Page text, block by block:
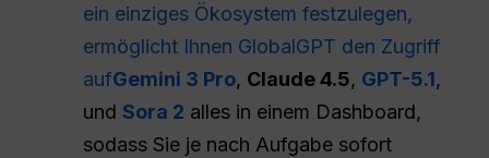
ein einziges Ökosystem festzulegen,
ermöglicht Ihnen GlobalGPT den Zugriff
aufGemini 3 Pro, Claude 4.5, GPT-5.1,
undSora 2 alles in einem Dashboard,
sodass Sie je nach Aufgabe sofort